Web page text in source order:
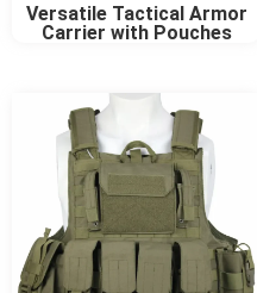
Versatile Tactical Armor
Carrier with Pouches